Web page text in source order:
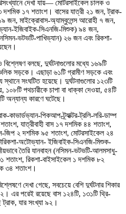
দেখা যায়— মোটরসাইকেল চালক ও
১৭ শতাংশ। বাসের যাত্রী ২১ জন, ট্রাক-
জন, মাইক্রোবাস-অ্যাম্বুলেন্স আরোহী ৭ জন,
ইজিবাইক-সিএনজি-মিশুক) ৯৪ জন,
(নসিমন-ভটভটি-পাখিভ্যান) ২৬ জন এবং রিকশা-
বিশ্লেষণ বলছে, দুর্ঘটনাগুলোর মধ্যে ১৬৯টি
সড়কে। এছাড়া ৬১টি গ্রামীণ সড়কে এবং
সংঘটিত হয়েছে। দুর্ঘটনাগুলোর ১২৩টি
১০৮টি পথচারীকে চাপা বা ধাক্কা দেওয়া, ৫৪টি
অন্যান্য কারণে ঘটেছে।
কাভার্ডভ্যান-পিকআপ-ট্র্যাক্টর-ট্রলি-লরি-ডাম্প
যাত্রীবাহী বাস ১৭ দশমিক ৪৪ শতাংশ,
জিপ ২ দশমিক ৯৫ শতাংশ, মোটরসাইকেল ২৪
অটোভ্যান- ইজিবাইক-সিএনজি-মিশুক-
তৈরি যানবাহন (নসিমন-ভটভটি-আলমসাধু-
শতাংশ, রিকশা-বাইসাইকেল ১ দশমিক ৮২
৩৪ শতাংশ।
দেখা গেছে, সবচেয়ে বেশি দুর্ঘটনার শিকার
এর পরেই রয়েছে বাস ১২৪টি, ১৩১টি থ্রি-
ট্রাক, যার সংখ্যা ৯২।